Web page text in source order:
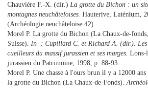
Chauvière F.-X. (dir.) La grotte du Bichon : un
montagnes neuchâteloises. Hauterive, Laténium,
(Archéologie neuchâteloise 42).
Morel P. La grotte du Bichon (La Chaux-de-fonds,
Suisse). In : Cupillard C. et Richard A. (dir.). Les
cueilleurs du massif jurassien et ses marges. Lons-
jurassien du Patrimoine, 1998, p. 88-93.
Morel P. Une chasse à l'ours brun il y a 12000
la grotte du Bichon (La Chaux-de-Fonds).